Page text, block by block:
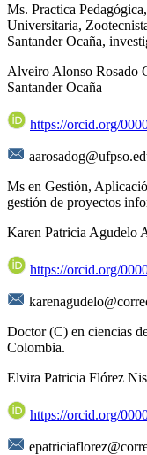
Ms. Practica
Universitaria,
Santander Ocaña,
Alveiro Alonso Rosado
Santander Ocaña
https://orcid.org/
Ms en Gestión,
gestión de proyectos
Karen Patricia Agudelo
https://orcid.org/
Doctor (C) en ciencias
Colombia.
Elvira Patricia Flórez
https://orcid.org/